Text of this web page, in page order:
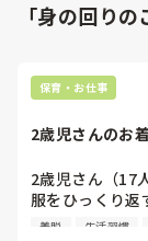
「身の回り
保育・お仕事
2歳児さんのお
2歳児さん（17
服をひっくり返
一斉にお着替
着脱 生活習慣